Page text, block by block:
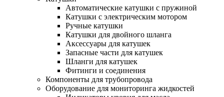
Автоматические катушки с пружиной
Катушки с электрическим мотором
Ручные катушки
Катушки для двойного шланга
Аксессуары для катушек
Запасные части для катушек
Шланги для катушек
Фитинги и соединения
Компоненты для трубопровода
Оборудование для мониторинга жидкостей